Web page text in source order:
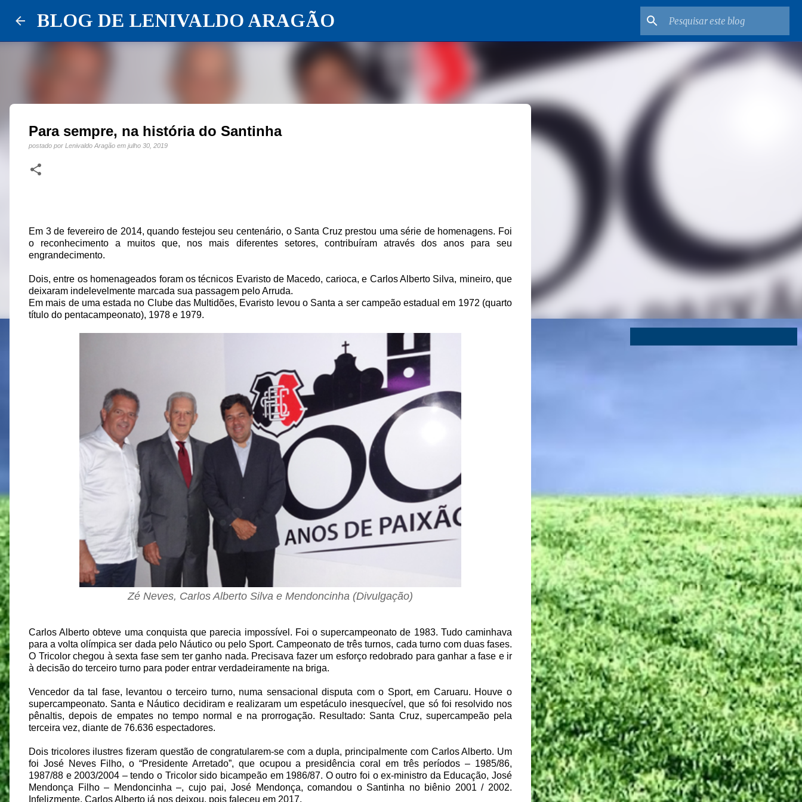
BLOG DE LENIVALDO ARAGÃO
Para sempre, na história do Santinha
postado por Lenivaldo Aragão em julho 30, 2019
Em 3 de fevereiro de 2014, quando festejou seu centenário, o Santa Cruz prestou uma série de homenagens. Foi
o reconhecimento a muitos que, nos mais diferentes setores, contribuíram através dos anos para seu
engrandecimento.
Dois, entre os homenageados foram os técnicos Evaristo de Macedo, carioca, e Carlos Alberto Silva, mineiro, que
deixaram indelevelmente marcada sua passagem pelo Arruda.
Em mais de uma estada no Clube das Multidões, Evaristo levou o Santa a ser campeão estadual em 1972 (quarto
título do pentacampeonato), 1978 e 1979.
Zé Neves, Carlos Alberto Silva e Mendoncinha (Divulgação)
Carlos Alberto obteve uma conquista que parecia impossível. Foi o supercampeonato de 1983. Tudo caminhava
para a volta olímpica ser dada pelo Náutico ou pelo Sport. Campeonato de três turnos, cada turno com duas fases.
O Tricolor chegou à sexta fase sem ter ganho nada. Precisava fazer um esforço redobrado para ganhar a fase e ir
à decisão do terceiro turno para poder entrar verdadeiramente na briga.
Vencedor da tal fase, levantou o terceiro turno, numa sensacional disputa com o Sport, em Caruaru. Houve o
supercampeonato. Santa e Náutico decidiram e realizaram um espetáculo inesquecível, que só foi resolvido nos
pênaltis, depois de empates no tempo normal e na prorrogação. Resultado: Santa Cruz, supercampeão pela
terceira vez, diante de 76.636 espectadores.
Dois tricolores ilustres fizeram questão de congratularem-se com a dupla, principalmente com Carlos Alberto. Um
foi José Neves Filho, o “Presidente Arretado”, que ocupou a presidência coral em três períodos – 1985/86,
1987/88 e 2003/2004 – tendo o Tricolor sido bicampeão em 1986/87. O outro foi o ex-ministro da Educação, José
Mendonça Filho – Mendoncinha –, cujo pai, José Mendonça, comandou o Santinha no biênio 2001 / 2002.
Infelizmente, Carlos Alberto já nos deixou, pois faleceu em 2017.